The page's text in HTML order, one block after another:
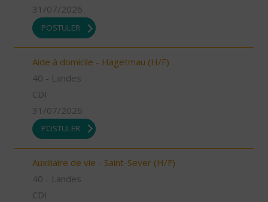
31/07/2026
POSTULER
Aide à domicile - Hagetmau (H/F)
40 - Landes
CDI
31/07/2026
POSTULER
Auxiliaire de vie - Saint-Sever (H/F)
40 - Landes
CDI